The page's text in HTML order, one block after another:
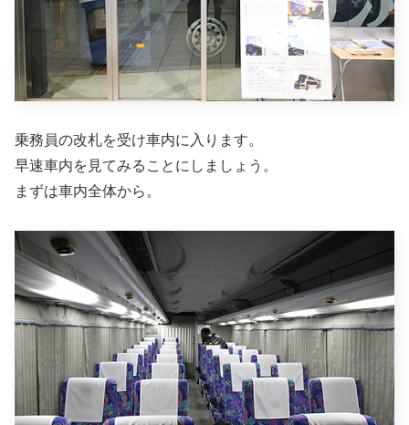
乗務員の改札を受け車内に入ります。
早速車内を見てみることにしましょう。
まずは車内全体から。